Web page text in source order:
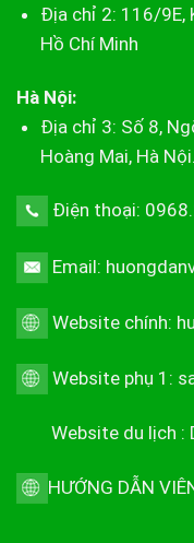
Địa chỉ 2: 116/9E,
Hồ Chí Minh
Hà Nội:
Địa chỉ 3: Số 8,
Hoàng Mai, Hà Nội.
Điện thoại:
Email:
Website chính:
Website phụ 1:
Website du lịch :
HƯỚNG DẪN